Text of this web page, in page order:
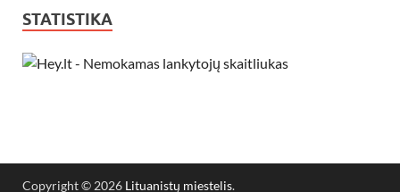
STATISTIKA
Copyright © 2026 Lituanistų miestelis.